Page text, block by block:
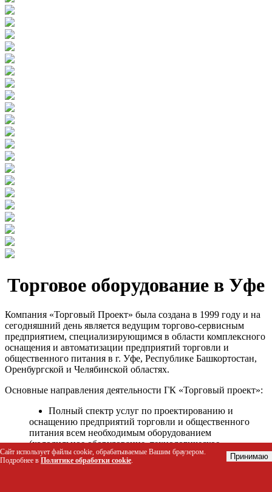
Торговое оборудование в Уфе
Компания «Торговый Проект» была создана в 1999 году и на
сегодняшний день является ведущим торгово-сервисным
предприятием, специализирующимся в области комплексного
оснащения и автоматизации предприятий торговли и
общественного питания в г. Уфе, Республике Башкортостан,
Оренбургской и Челябинской областях.
Основные направления деятельности ГК «Торговый проект»:
Полный спектр услуг по проектированию и
оснащению предприятий торговли и общественного
питания всем необходимым оборудованием
(холодильное оборудование, технологическое
оборудование, стеллажное оборудование и т.д.);
Автоматизация торговых процессов и внедрения
Сайт использует файлы cookie, обрабатываемые Вашим браузером.
Подробнее в Политике обработки cookie. Принимаю